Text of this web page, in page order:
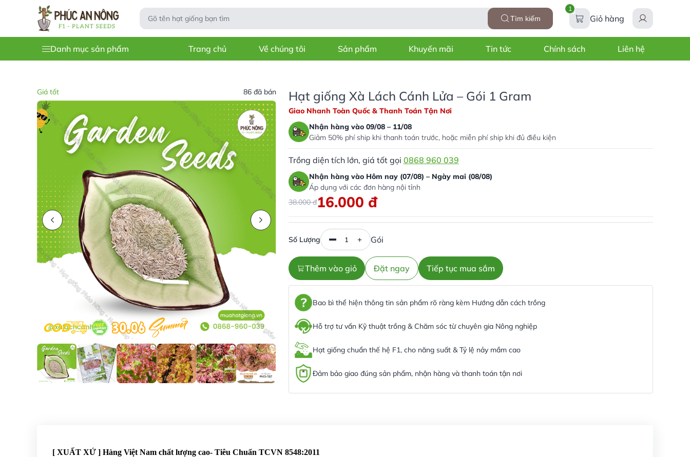
Tìm kiếm
1
Giỏ hàng
Danh mục sản phẩm Trang chủ Về chúng tôi Sản phẩm Khuyến mãi Tin tức Chính sách Liên hệ
Giá tốt 86 đã bán Hạt giống Xà Lách Cánh Lửa – Gói 1 Gram
Giao Nhanh Toàn Quốc & Thanh Toán Tận Nơi
Nhận hàng vào 09/08 – 11/08
Giảm 50% phí ship khi thanh toán trước, hoặc miễn phí ship khi đủ điều kiện
Trồng diện tích lớn, giá tốt gọi 0868 960 039
Nhận hàng vào Hôm nay (07/08) – Ngày mai (08/08)
Áp dụng với các đơn hàng nội tỉnh
38.000đ16.000 đ
Số Lượng Gói
Thêm vào giỏ Đặt ngay Tiếp tục mua sắm
Bao bì thể hiện thông tin sản phẩm rõ ràng kèm Hướng dẫn cách trồng
Hỗ trợ tư vấn Kỹ thuật trồng & Chăm sóc từ chuyên gia Nông nghiệp
Hạt giống chuẩn thế hệ F1, cho năng suất & Tỷ lệ nảy mầm cao
Đảm bảo giao đúng sản phẩm, nhận hàng và thanh toán tận nơi
[ XUẤT XỨ ] Hàng Việt Nam chất lượng cao- Tiêu Chuẩn TCVN 8548:2011